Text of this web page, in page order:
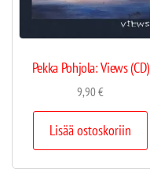
Pekka Pohjola: Views (CD)
9,90€
Lisää ostoskoriin